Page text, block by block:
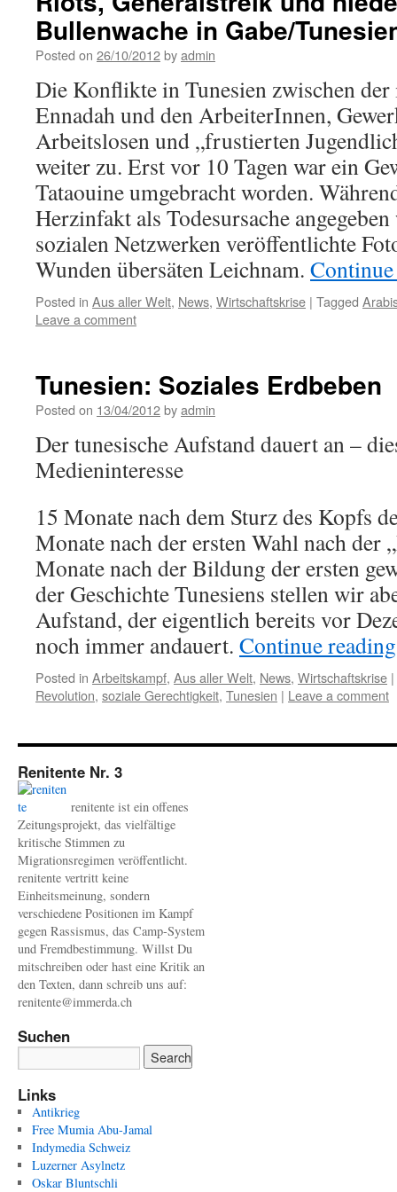
Bullenwache in Gabe/
Posted on 26/10/2012byadmin
Die Konflikte in Tunesien zwischen
Ennadah und den ArbeiterInnen,
Arbeitslosen und „frustierten
weiter zu. Erst vor 10 Tagen war ein
Tataouine umgebracht worden.
Herzinfakt als Todesursache
sozialen Netzwerken veröffentlichte
Wunden übersäten Leichnam.
Posted in Aus aller Welt, News, Wirtschaftskrise | Tagged
Leave a comment
Tunesien: Soziales Erdbeben
Posted on 13/04/2012byadmin
Der tunesische Aufstand dauert an –
Medieninteresse
15 Monate nach dem Sturz des Kopfs
Monate nach der ersten Wahl nach der
Monate nach der Bildung der ersten
der Geschichte Tunesiens stellen wir
Aufstand, der eigentlich bereits vor
noch immer andauert. Continue
Posted in Arbeitskampf, Aus aller Welt, News, Wirtschaftskrise |
Revolution, soziale Gerechtigkeit, Tunesien | Leave a comment
Renitente Nr. 3
renitente ist ein offenes
Zeitungsprojekt, das vielfältige
kritische Stimmen zu
Migrationsregimen veröffentlicht.
renitente vertritt keine
Einheitsmeinung, sondern
verschiedene Positionen im Kampf
gegen Rassismus, das Camp-System
und Fremdbestimmung. Willst Du
mitschreiben oder hast eine Kritik an
den Texten, dann schreib uns auf:
renitente@immerda.ch
Suchen
Links
Antikrieg
Free Mumia Abu-Jamal
Indymedia Schweiz
Luzerner Asylnetz
Oskar Bluntschli